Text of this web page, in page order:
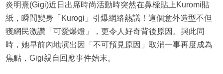
炎明熹(Gigi)近日出席時尚活動時突然在鼻樑貼上Kuromi貼
紙，瞬間變身「Kurogi」引爆網絡熱議！這個意外造型不但
獲網民激讚「可愛爆燈」，更令人好奇背後原因。與此同
時，她早前內地演出因「不可預見原因」取消一事再度成為
焦點，Gigi親自回應事件始末。